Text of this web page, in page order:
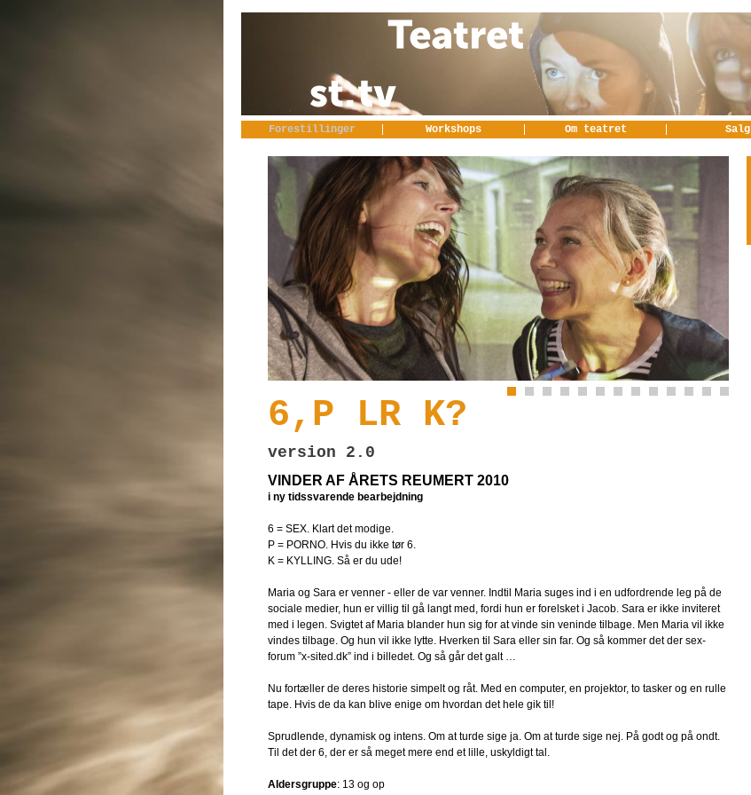
Forestillinger Workshops Om teatret Salg
6,P LR K?
version 2.0
VINDER AF ÅRETS REUMERT 2010
i ny tidssvarende bearbejdning
6 = SEX. Klart det modige.
P = PORNO. Hvis du ikke tør 6.
K = KYLLING. Så er du ude!
Maria og Sara er venner - eller de var venner. Indtil Maria suges ind i en udfordrende leg på de
sociale medier, hun er villig til gå langt med, fordi hun er forelsket i Jacob. Sara er ikke inviteret
med i legen. Svigtet af Maria blander hun sig for at vinde sin veninde tilbage. Men Maria vil ikke
vindes tilbage. Og hun vil ikke lytte. Hverken til Sara eller sin far. Og så kommer det der sex-
forum ”x-sited.dk” ind i billedet. Og så går det galt …
Nu fortæller de deres historie simpelt og råt. Med en computer, en projektor, to tasker og en rulle
tape. Hvis de da kan blive enige om hvordan det hele gik til!
Sprudlende, dynamisk og intens. Om at turde sige ja. Om at turde sige nej. På godt og på ondt.
Til det der 6, der er så meget mere end et lille, uskyldigt tal.
Aldersgruppe: 13 og op